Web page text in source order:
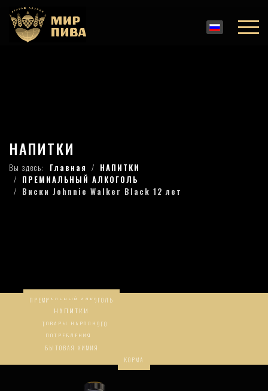
НАПИТКИ
Вы здесь: Главная
НАПИТКИ
ПРЕМИАЛЬНЫЙ АЛКОГОЛЬ
Виски Johnnie Walker Black 12 лет
ПРЕМИАЛЬНЫЙ АЛКОГОЛЬ
НАПИТКИ
ТОВАРЫ НАРОДНОГО
ПОТРЕБЛЕНИЯ
БЫТОВАЯ ХИМИЯ
КОРМА